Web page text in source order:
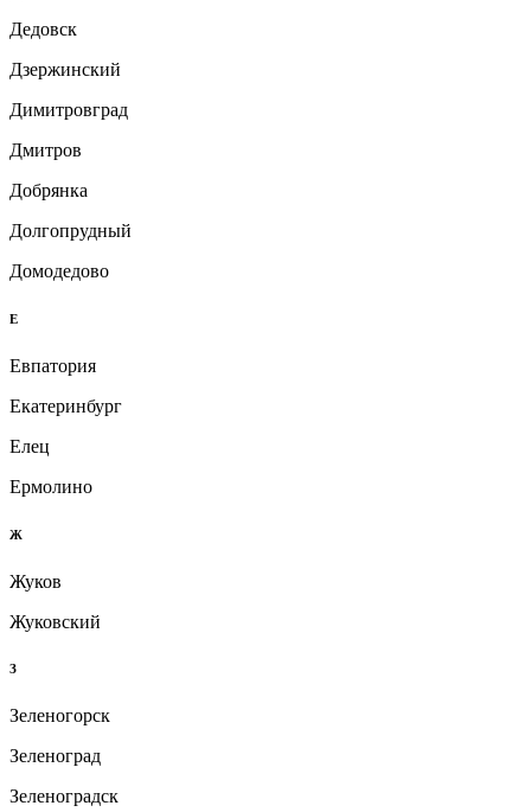
Дедовск
Дзержинский
Димитровград
Дмитров
Добрянка
Долгопрудный
Домодедово
Е
Евпатория
Екатеринбург
Елец
Ермолино
Ж
Жуков
Жуковский
З
Зеленогорск
Зеленоград
Зеленоградск